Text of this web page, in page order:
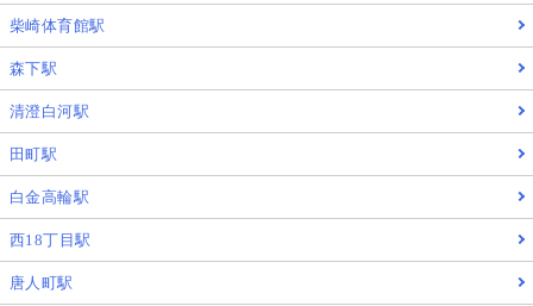
柴崎体育館駅
森下駅
清澄白河駅
田町駅
白金高輪駅
西18丁目駅
唐人町駅